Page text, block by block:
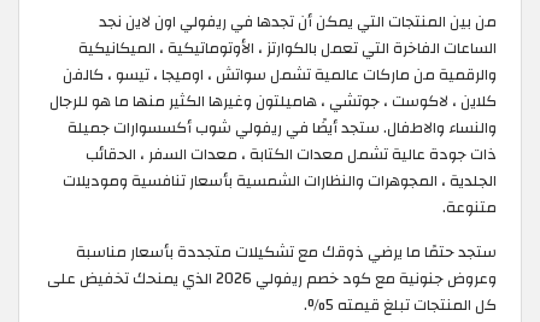
من بين المنتجات التي يمكن أن تجدها في ريفولي اون لاين نجد
الساعات الفاخرة التي تعمل بالكوارتز ، الأوتوماتيكية ، الميكانيكية
والرقمية من ماركات عالمية تشمل سواتش ، اوميجا ، تيسو ، كالفن
كلاين ، لاكوست ، جوتشي ، هاميلتون وغيرها الكثير منها ما هو للرجال
والنساء والاطفال. ستجد أيضًا في ريفولي شوب أكسسوارات جميلة
ذات جودة عالية تشمل معدات الكتابة ، معدات السفر ، الحقائب
الجلدية ، المجوهرات والنظارات الشمسية بأسعار تنافسية وموديلات
متنوعة.
ستجد حتمًا ما يرضي ذوقك مع تشكيلات متجددة بأسعار مناسبة
وعروض جنونية مع كود خصم ريفولي 2026 الذي يمنحك تخفيض على
كل المنتجات تبلغ قيمته 5%.